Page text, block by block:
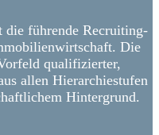
die führende Recruiting-
Die
qualifizierter,
allen Hierarchiestufen
Hintergrund.